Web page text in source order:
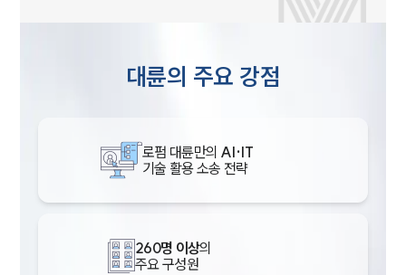
대륜의 주요 강점
로펌 대륜만의 AI·IT
기술 활용 소송 전략
260명 이상의
주요 구성원